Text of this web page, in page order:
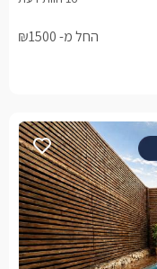
החל מ- ₪1500